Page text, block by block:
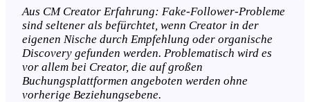
Aus CM Creator Erfahrung: Fake-Follower-Probleme
sind seltener als befürchtet, wenn Creator in der
eigenen Nische durch Empfehlung oder organische
Discovery gefunden werden. Problematisch wird es
vor allem bei Creator, die auf großen
Buchungsplattformen angeboten werden ohne
vorherige Beziehungsebene.